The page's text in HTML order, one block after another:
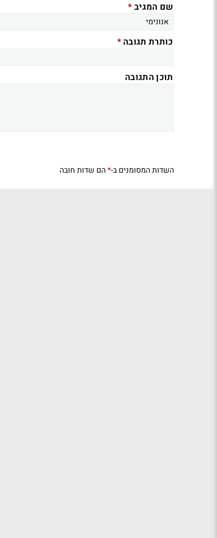
שם המגיב*
כותרת תגובה*
תוכן התגובה
השדות המסומנים ב-*הם שדות חובה